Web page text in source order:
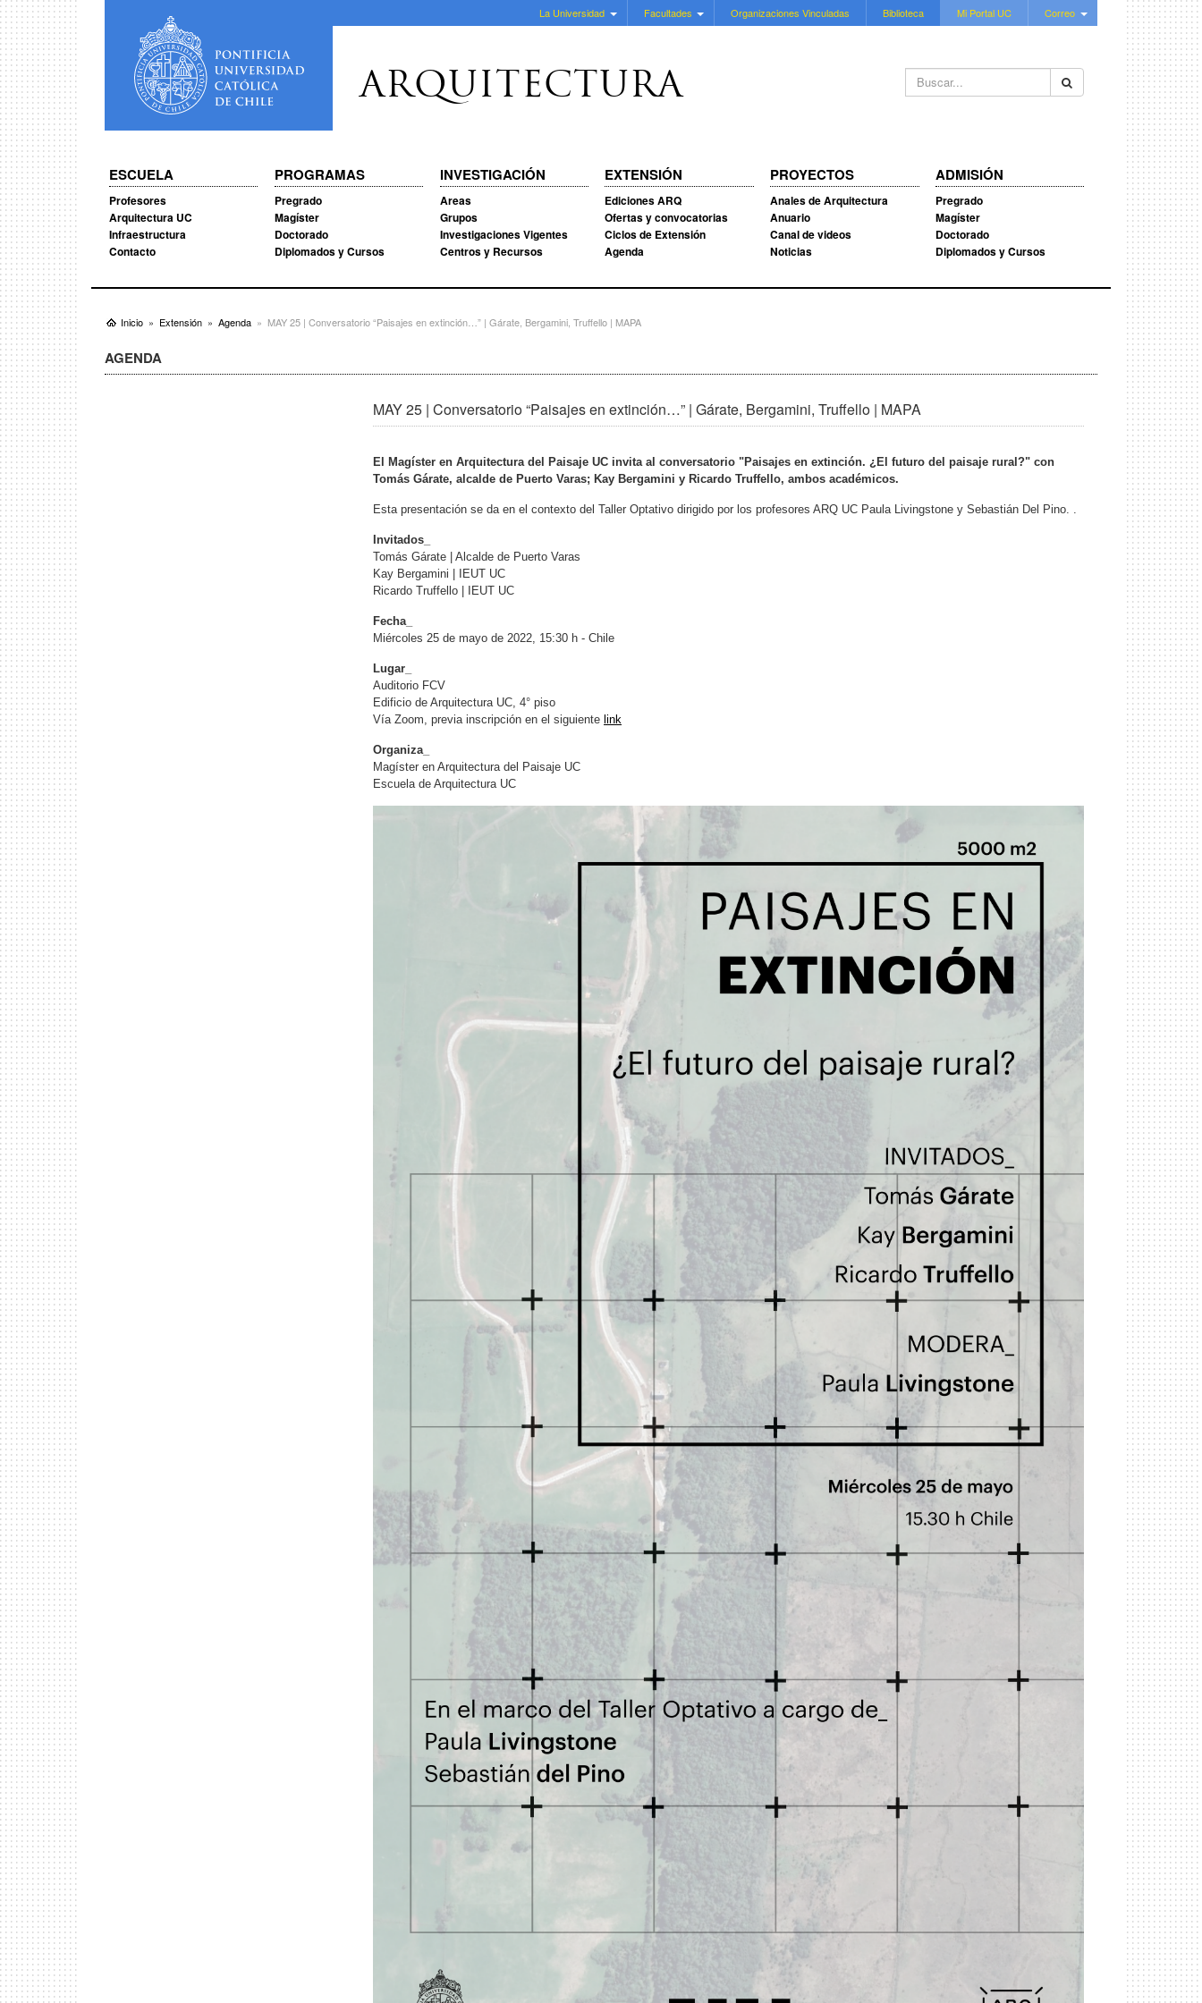
La Universidad Facultades Organizaciones Vinculadas Biblioteca Mi Portal UC Correo
Buscar...
ARQUITECTURA
ESCUELA
Profesores
Arquitectura UC
Infraestructura
Contacto
PROGRAMAS
Pregrado
Magíster
Doctorado
Diplomados y Cursos
INVESTIGACIÓN
Areas
Grupos
Investigaciones Vigentes
Centros y Recursos
EXTENSIÓN
Ediciones ARQ
Ofertas y convocatorias
Ciclos de Extensión
Agenda
PROYECTOS
Anales de Arquitectura
Anuario
Canal de videos
Noticias
ADMISIÓN
Pregrado
Magíster
Doctorado
Diplomados y Cursos
Inicio Extensión Agenda MAY 25 | Conversatorio “Paisajes en extinción…” | Gárate, Bergamini, Truffello | MAPA
AGENDA
MAY 25 | Conversatorio “Paisajes en extinción…” | Gárate, Bergamini, Truffello | MAPA
El Magíster en Arquitectura del Paisaje UC invita al conversatorio "Paisajes en extinción. ¿El futuro del paisaje rural?" con
Tomás Gárate, alcalde de Puerto Varas; Kay Bergamini y Ricardo Truffello, ambos académicos.
Esta presentación se da en el contexto del Taller Optativo dirigido por los profesores ARQ UC Paula Livingstone y Sebastián Del Pino. .
Invitados_
Tomás Gárate | Alcalde de Puerto Varas
Kay Bergamini | IEUT UC
Ricardo Truffello | IEUT UC
Fecha_
Miércoles 25 de mayo de 2022, 15:30 h - Chile
Lugar_
Auditorio FCV
Edificio de Arquitectura UC, 4° piso
Vía Zoom, previa inscripción en el siguiente link
Organiza_
Magíster en Arquitectura del Paisaje UC
Escuela de Arquitectura UC